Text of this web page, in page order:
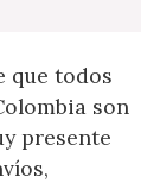
que todos
son
presente